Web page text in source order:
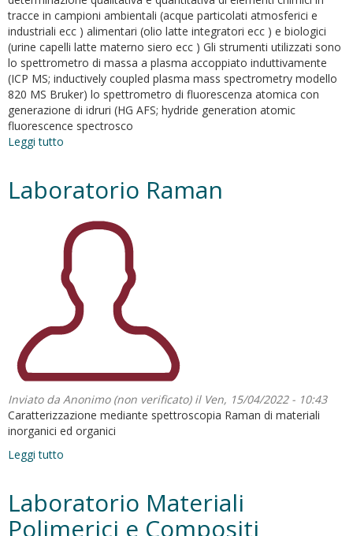
tracce in campioni ambientali (acque particolati atmosferici e
industriali ecc ) alimentari (olio latte integratori ecc ) e biologici
(urine capelli latte materno siero ecc ) Gli strumenti utilizzati sono
lo spettrometro di massa a plasma accoppiato induttivamente
(ICP MS; inductively coupled plasma mass spectrometry modello
820 MS Bruker) lo spettrometro di fluorescenza atomica con
generazione di idruri (HG AFS; hydride generation atomic
fluorescence spectrosco
Leggi tutto
037
Laboratorio Raman
Inviato da Anonimo (non verificato)il Ven, 15/04/2022 - 10:43
Caratterizzazione mediante spettroscopia Raman di materiali
inorganici ed organici
Leggi tutto
Laboratorio Materiali
Polimerici e Compositi